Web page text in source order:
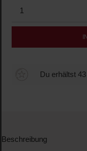
Produkt Anzahl:
Du erhältst
Beschreibung